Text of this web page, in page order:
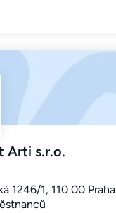
Arti s.r.o.
1246/1, 110 00 Praha